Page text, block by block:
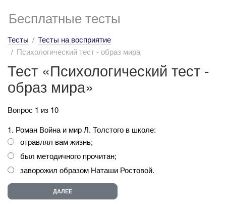
Бесплатные тесты
Тесты
Тесты на восприятие
Психологический тест - образ мира
Тест «Психологический тест -
образ мира»
Вопрос 1 из 10
1. Роман Война и мир Л. Толстого в школе:
отравлял вам жизнь;
был методичного прочитан;
заворожил образом Наташи Ростовой.